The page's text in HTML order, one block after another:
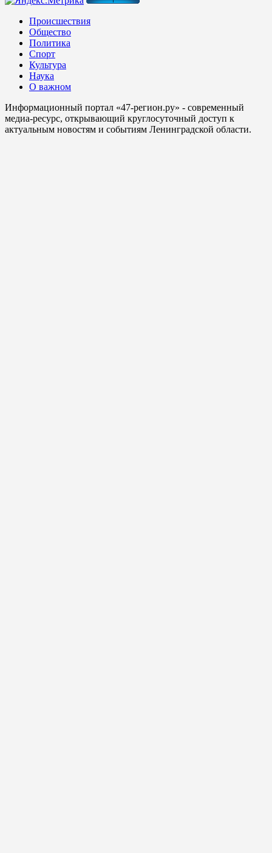
Происшествия
Общество
Политика
Спорт
Культура
Наука
О важном
Информационный портал «47-регион.ру» - современный
медиа-ресурс, открывающий круглосуточный доступ к
актуальным новостям и событиям Ленинградской области.